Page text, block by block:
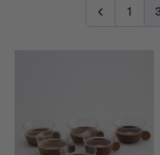
1